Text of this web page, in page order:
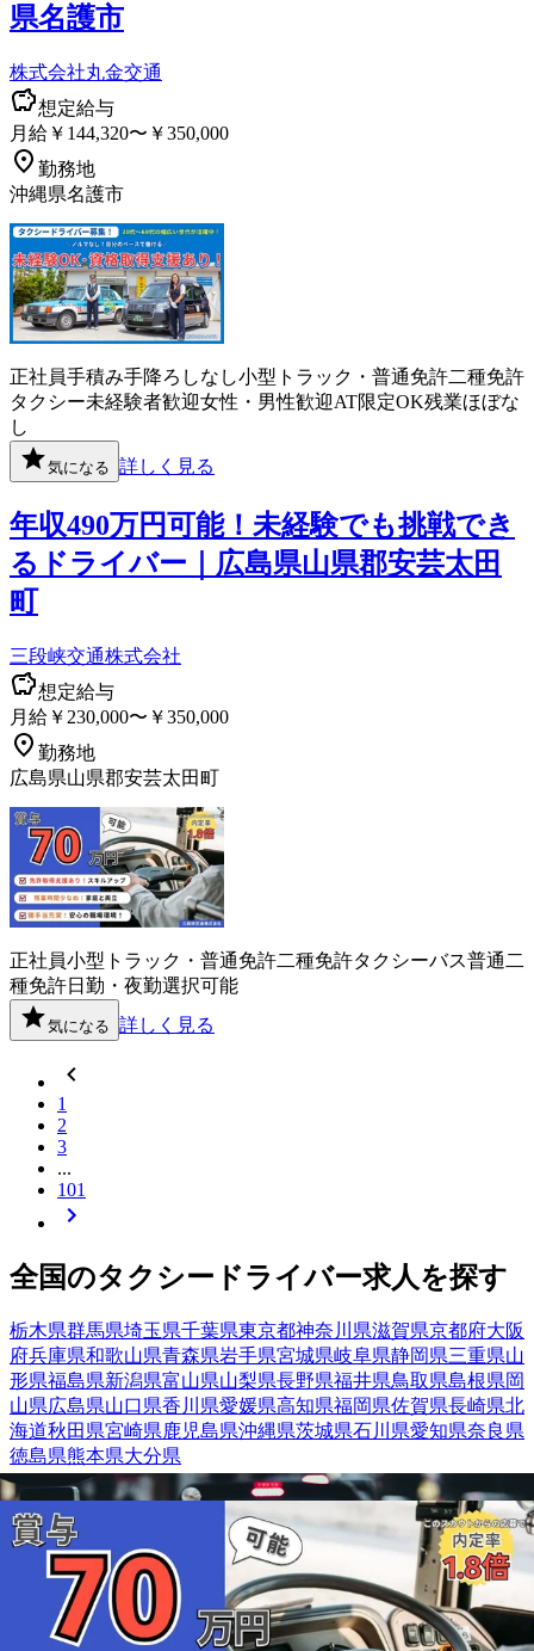
県名護市
株式会社丸金交通
想定給与
月給￥144,320〜￥350,000
勤務地
沖縄県名護市
正社員手積み手降ろしなし小型トラック・普通免許二種免許
タクシー未経験者歓迎女性・男性歓迎AT限定OK残業ほぼな
し
気になる 詳しく見る
年収490万円可能！未経験でも挑戦でき
るドライバー｜広島県山県郡安芸太田
町
三段峡交通株式会社
想定給与
月給￥230,000〜￥350,000
勤務地
広島県山県郡安芸太田町
正社員小型トラック・普通免許二種免許タクシーバス普通二
種免許日勤・夜勤選択可能
気になる 詳しく見る
1
2
3
...
101
全国のタクシー ドライバー求人を探す
栃木県群馬県埼玉県千葉県東京都神奈川県滋賀県京都府大阪
府兵庫県和歌山県青森県岩手県宮城県岐阜県静岡県三重県山
形県福島県新潟県富山県山梨県長野県福井県鳥取県島根県岡
山県広島県山口県香川県愛媛県高知県福岡県佐賀県長崎県北
海道秋田県宮崎県鹿児島県沖縄県茨城県石川県愛知県奈良県
徳島県熊本県大分県
人気の勤務地・エリアから探す
栃木県群馬県埼玉県 千葉県神奈川県
勤務エリア